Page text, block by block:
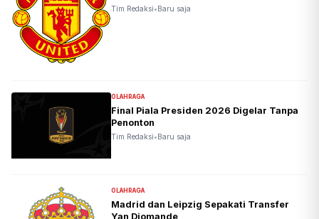
Tim Redaksi•Baru saja
OLAHRAGA
Final Piala Presiden 2026 Digelar Tanpa
Penonton
Tim Redaksi• Baru saja
OLAHRAGA
Madrid dan Leipzig Sepakati Transfer
Yan Diomande